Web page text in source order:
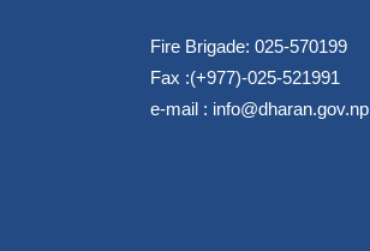
Fire Brigade: 025-570199
Fax :(+977)-025-521991
e-mail : info@dharan.gov.np